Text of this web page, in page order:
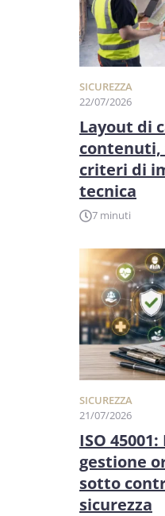
SICUREZZA
22/07/2026
Layout di
contenuti,
criteri di
tecnica
7 minuti
SICUREZZA
21/07/2026
ISO
gestione
sotto
sicurezza